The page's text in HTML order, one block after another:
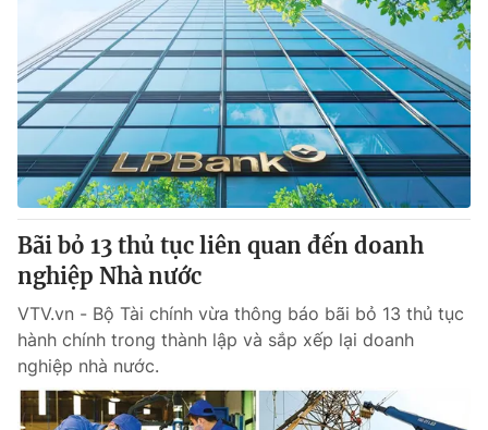
Thế giới
Tin tức
Thế giới đó đây
Câu chuyện quốc tế
Kinh tế
Tài chính
Thị trường
Góc doanh nghiệp
Dữ liệu và đời sống
Truyền hình
Phim VTV
Hậu trường
Nhân vật
Khán giả
Giải trí
Điện ảnh
Âm nhạc
Sao
Đời sống
Du lịch
Giáo dục
Bãi bỏ 13 thủ tục liên quan đến doanh
nghiệp Nhà nước
VTV.vn - Bộ Tài chính vừa thông báo bãi bỏ 13 thủ tục
hành chính trong thành lập và sắp xếp lại doanh
nghiệp nhà nước.